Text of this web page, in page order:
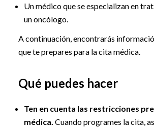
Un médico que se especializan en
un oncólogo.
A continuación, encontrarás
que te prepares para la cita médica.
Qué puedes hacer
Ten en cuenta las restricciones
médica.Cuando programes la cita,